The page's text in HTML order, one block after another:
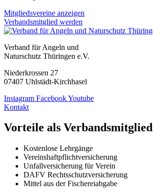
Mitgliedsvereine anzeigen
Verbandsmitglied werden
Verband für Angeln und
Naturschutz Thüringen e.V.
Niederkrossen 27
07407 Uhlstädt-Kirchhasel
Instagram FacebookYoutube
Kontakt
Vorteile als Verbandsmitglied
Kostenlose Lehrgänge
Vereinshaftpflichtversicherung
Unfallversicherung für Verein
DAFV Rechtsschutzversicherung
Mittel aus der Fischereiabgabe